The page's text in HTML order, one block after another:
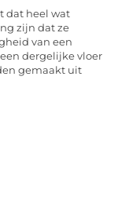
dat heel wat
zijn dat ze
van een
dergelijke vloer
gemaakt uit